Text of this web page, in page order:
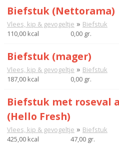
Biefstuk (Nettorama)
Vlees, kip & gevogeltje » Biefstuk
110,00 kcal
0,00 gr.
Biefstuk (mager)
Vlees, kip & gevogeltje » Biefstuk
187,00 kcal
0,00 gr.
Biefstuk met roseval
(Hello Fresh)
Vlees, kip & gevogeltje » Biefstuk
425,00 kcal
47,00 gr.